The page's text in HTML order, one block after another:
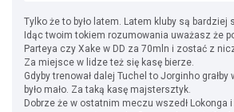
Tylko że to było latem. Latem kluby są bardziej
Idąc twoim tokiem rozumowania uważasz że
Parteya czy Xake w DD za 70mln i zostać z
Za miejsce w lidze też się kasę bierze.
Gdyby trenował dalej Tuchel to Jorginho
było mało. Za taką kasę majstersztyk.
Dobrze że w ostatnim meczu wszedł Lokonga i